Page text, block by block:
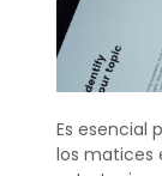
Es esencial
los matices